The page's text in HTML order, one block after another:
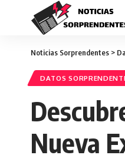
Noticias Sorprendentes >
DATOS
Nueva